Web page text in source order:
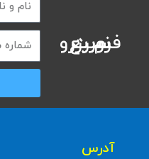
فرم رزرو سریع نوبت
آدرس